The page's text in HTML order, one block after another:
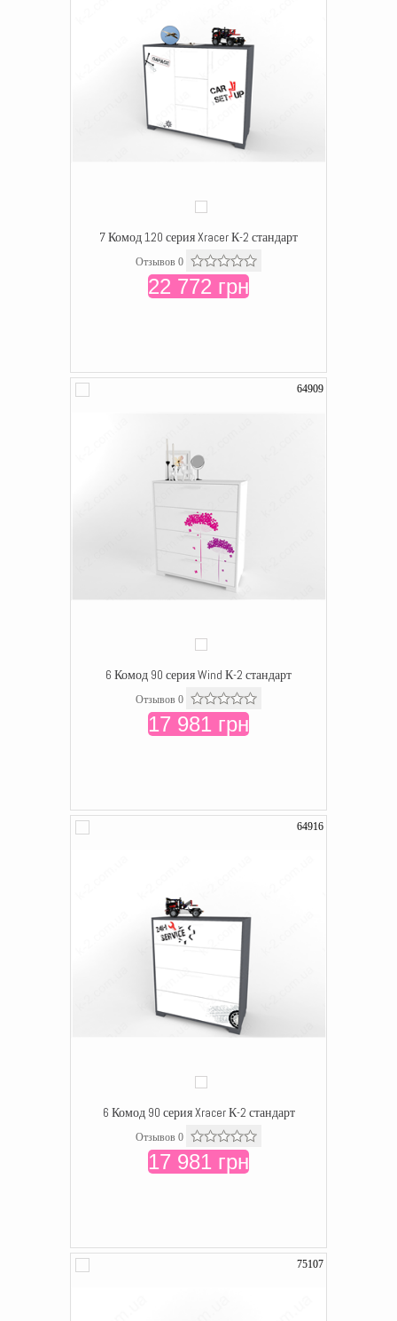
7 Комод 120 серия Xracer К-2 стандарт
Отзывов 0
22 772 грн
64909
6 Комод 90 серия Wind К-2 стандарт
Отзывов 0
17 981 грн
64916
6 Комод 90 серия Xracer К-2 стандарт
Отзывов 0
17 981 грн
75107